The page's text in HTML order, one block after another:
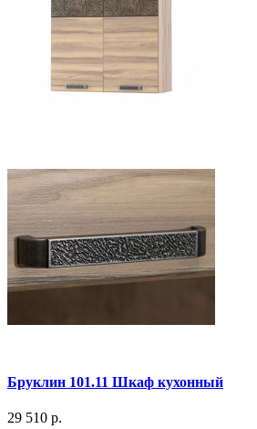
Бруклин 101.11 Шкаф кухонный
29 510 р.